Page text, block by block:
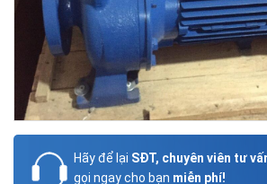
Hãy để lại SĐT, chuyên viên tư
gọi ngay cho bạn miễn phí!